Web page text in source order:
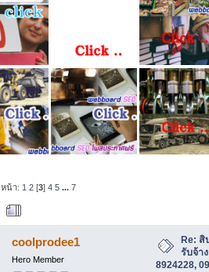
หน้า: 1 2 [3]4 5 ...7
โทร063-8924228, 098-9716531(คุณแ
coolprodee1
Hero Member
Re: สิ
รับจ้า
8924228,